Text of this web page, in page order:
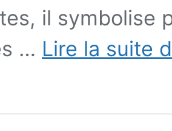
il symbolise
… Lire la suite